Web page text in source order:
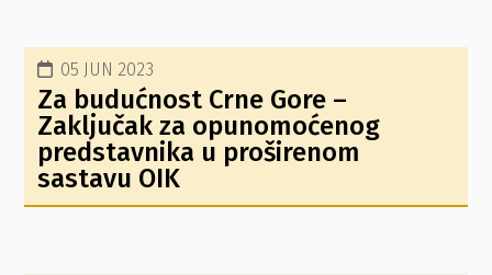
05 JUN 2023
Za budućnost Crne Gore –
Zaključak za opunomoćenog
predstavnika u proširenom
sastavu OIK